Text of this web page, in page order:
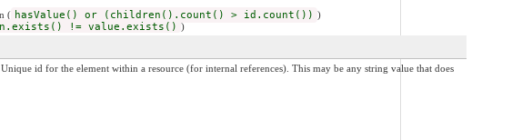
( hasValue() or (children().count() > id.count()) )
!= value.exists() )
id for the element within a resource (for internal references). This may be any string value that does